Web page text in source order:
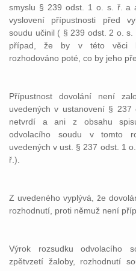
smyslu § 239 odst. 1 o. s. ř. a
vyslovení přípustnosti před
soudu učinil ( § 239 odst. 2 o.
případ, že by v této věci
rozhodováno poté, co by jeho
Přípustnost dovolání není
uvedených v ustanovení §
netvrdí a ani z obsahu
odvolacího soudu v tomto
uvedených v ust. § 237 odst. 1
ř.).
Z uvedeného vyplývá, že
rozhodnutí, proti němuž není
Výrok rozsudku odvolacího
zpětvzetí žaloby, rozhodnutí